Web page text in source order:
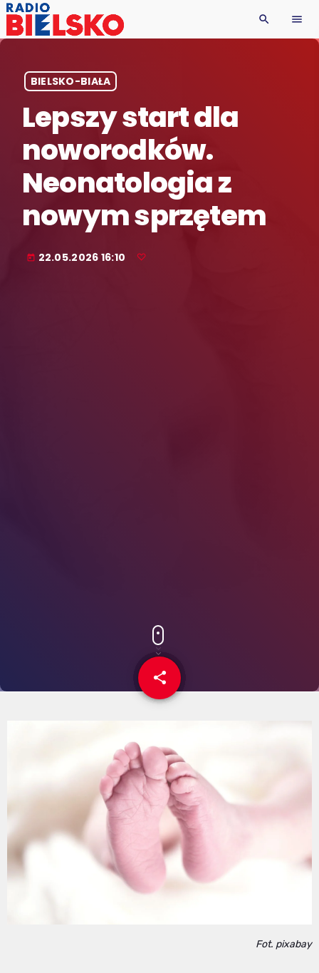
search menu
BIELSKO-BIAŁA
Lepszy start dla
noworodków.
Neonatologia z
nowym sprzętem
today 22.05.2026 16:10
share
email
Fot. pixabay